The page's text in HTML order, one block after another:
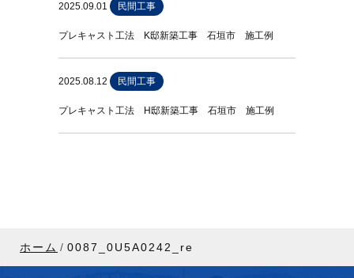
2025.09.01 民間工事
プレキャスト工法 K邸新築工事 石垣市 施工例
2025.08.12 民間工事
プレキャスト工法 H邸新築工事 石垣市 施工例
ホーム 0087_0U5A0242_re